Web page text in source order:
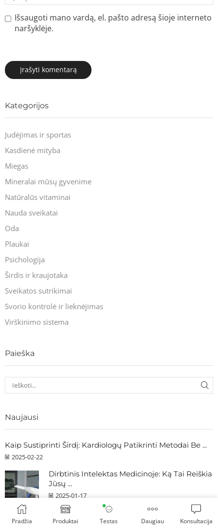
Išsaugoti mano vardą, el. pašto adresą šioje interneto
naršyklėje.
Kategorijos
Judėjimas ir sportas
Kasdienė mityba
Miegas
Mineralai mūsų gyvenime
Natūralūs vitaminai
Nauda sveikatai
Oda
Plaukai
Psichologija
Širdis ir kraujotaka
Sveikatos sutrikimai
Svorio kontrolė ir lieknėjimas
Virškinimo sistema
Paieška
Naujausi
Kaip Sustiprinti Širdį: Kardiologų Patikrinti Metodai Be ...
2025-02-22
Dirbtinis Intelektas Medicinoje: Ką Tai Reiškia
Jūsų ...
2025-01-17
Pulsas Norma ir Fizinė Veikla: Kaip Palaikyti ...
Pradžia Produktai Testas Daugiau Konsultacija